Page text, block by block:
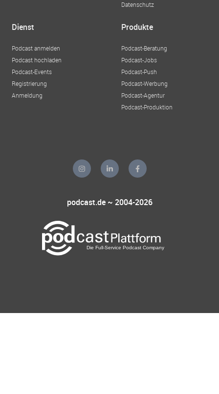
Datenschutz
Dienst
Podcast anmelden
Podcast hochladen
Podcast-Events
Registrierung
Anmeldung
Produkte
Podcast-Beratung
Podcast-Jobs
Podcast-Push
Podcast-Werbung
Podcast-Agentur
Podcast-Produktion
podcast.de ~ 2004-2026